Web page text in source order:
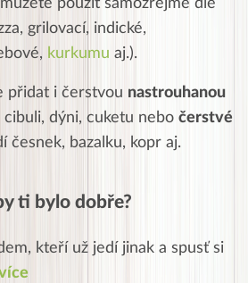
použít samozřejmě dle
grilovací, indické,
kurkumu aj.).
přidat i čerstvou nastrouhanou
cibuli, dýni, cuketu nebo čerstvé
česnek, bazalku, kopr aj.
ti bylo dobře?
kteří už jedí jinak a spusť si